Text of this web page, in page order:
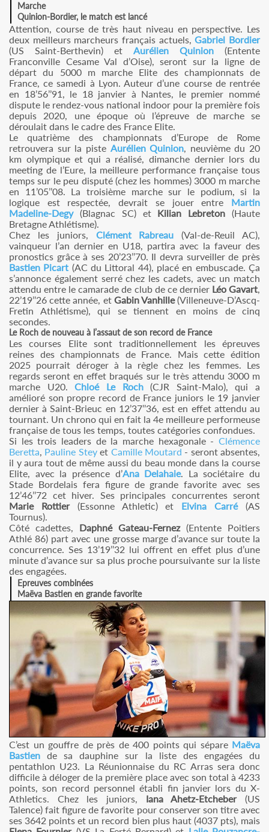
Marche
Quinion-Bordier, le match est lancé
Attention, course de très haut niveau en perspective. Les
deux meilleurs marcheurs français actuels,Gabriel Bordier
(US Saint-Berthevin) et Aurélien Quinion (Entente
Franconville Cesame Val d’Oise), seront sur la ligne de
départ du 5000 m marche Elite des championnats de
France, ce samedi à Lyon. Auteur d’une course de rentrée
en 18’56’’91, le 18 janvier à Nantes, le premier nommé
dispute le rendez-vous national indoor pour la première fois
depuis 2020, une époque où l’épreuve de marche se
déroulait dans le cadre des France Elite.
Le quatrième des championnats d’Europe de Rome
retrouvera sur la piste Aurélien Quinion, neuvième du 20
km olympique et qui a réalisé, dimanche dernier lors du
meeting de l’Eure, la meilleure performance française tous
temps sur le peu disputé (chez les hommes) 3000 m marche
en 11’05’’08. La troisième marche sur le podium, si la
logique est respectée, devrait se jouer entre Martin
Madeline-Degy(Blagnac SC) et Kilian Lebreton (Haute
Bretagne Athlétisme).
Chez les juniors, Clément Rabreau (Val-de-Reuil AC),
vainqueur l’an dernier en U18, partira avec la faveur des
pronostics grâce à ses 20’23’’70. Il devra surveiller de près
Bastien Picart (AC du Littoral 44), placé en embuscade. Ça
s’annonce également serré chez les cadets, avec un match
attendu entre le camarade de club de ce dernier Léo Gavart,
22’19’’26 cette année, et Gabin Vanhille(Villeneuve-D’Ascq-
Fretin Athlétisme), qui se tiennent en moins de cinq
secondes.
Le Roch de nouveau à l’assaut de son record de France
Les courses Elite sont traditionnellement les épreuves
reines des championnats de France. Mais cette édition
2025 pourrait déroger à la règle chez les femmes. Les
regards seront en effet braqués sur le très attendu 3000 m
marche U20.Chloé Le Roch(CJR Saint-Malo), qui a
amélioré son propre record de France juniors le 19 janvier
dernier à Saint-Brieuc en 12’37’’36, est en effet attendu au
tournant. Un chrono qui en fait la 4e meilleure performeuse
française de tous les temps, toutes catégories confondues.
Si les trois leaders de la marche hexagonale - Clémence
Beretta, Pauline Steyet Camille Moutard - seront absentes,
il y aura tout de même aussi du beau monde dans la course
Elite, avec la présence d’Ana Delahaie. La sociétaire du
Stade Bordelais fera figure de grande favorite avec ses
12’46’’72 cet hiver. Ses principales concurrentes seront
Marie Rottier(Essonne Athletic) et Elvina Carré(AS
Tournus).
Côté cadettes, Daphné Gateau-Fernez(Entente Poitiers
Athlé 86) part avec une grosse marge d’avance sur toute la
concurrence. Ses 13’19’’32 lui offrent en effet plus d’une
minute d’avance sur sa plus proche poursuivante sur la liste
des engagées.
Epreuves combinées
Maëva Bastien en grande favorite
C’est un gouffre de près de 400 points qui sépare Maëva
Bastien de sa dauphine sur la liste des engagées du
pentathlon U23. La Réunionnaise du RC Arras sera donc
difficile à déloger de la première place avec son total à 4233
points, son record personnel établi fin janvier lors du X-
Athletics. Chez les juniors, Iana Ahetz-Etcheber(US
Talence) fait figure de favorite pour conserver son titre avec
ses 3642 points et un record bien plus haut (4037 pts), mais